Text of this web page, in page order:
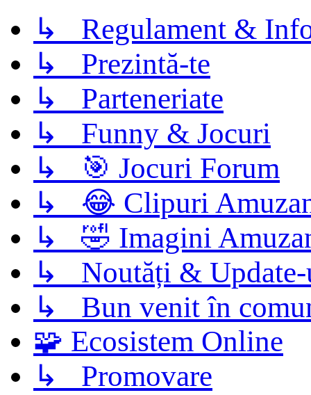
↳ Regulament &
↳ Prezintă-te
↳ Parteneriate
↳ Funny & Jocuri
↳ 🎯 Jocuri Forum
↳ 😂 Clipuri
↳ 🤣 Imagini
↳ Noutăți &
↳ Bun venit în
🧩 Ecosistem Online
↳ Promovare